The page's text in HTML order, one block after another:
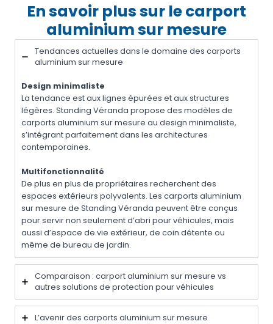
En savoir plus sur le carport
aluminium sur mesure
Tendances actuelles dans le domaine des carports
aluminium sur mesure
Design minimaliste
La tendance est aux lignes épurées et aux structures
légères. Standing Véranda propose des modèles de
carports aluminium sur mesure au design minimaliste,
s’intégrant parfaitement dans les architectures
contemporaines.
Multifonctionnalité
De plus en plus de propriétaires recherchent des
espaces extérieurs polyvalents. Les carports aluminium
sur mesure de Standing Véranda peuvent être conçus
pour servir non seulement d’abri pour véhicules, mais
aussi d’espace de vie extérieur, de coin détente ou
même de bureau de jardin.
Comparaison : carport aluminium sur mesure vs
autres solutions de protection pour véhicules
L’avenir des carports aluminium sur mesure